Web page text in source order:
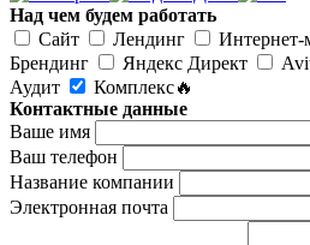
Над чем будем работать
Сайт
Лендинг Интернет-
Брендинг
Яндекс Директ
Аудит
Комплекс🔥
Контактные данные
Ваше имя
Ваш телефон
Название компании
Электронная почта